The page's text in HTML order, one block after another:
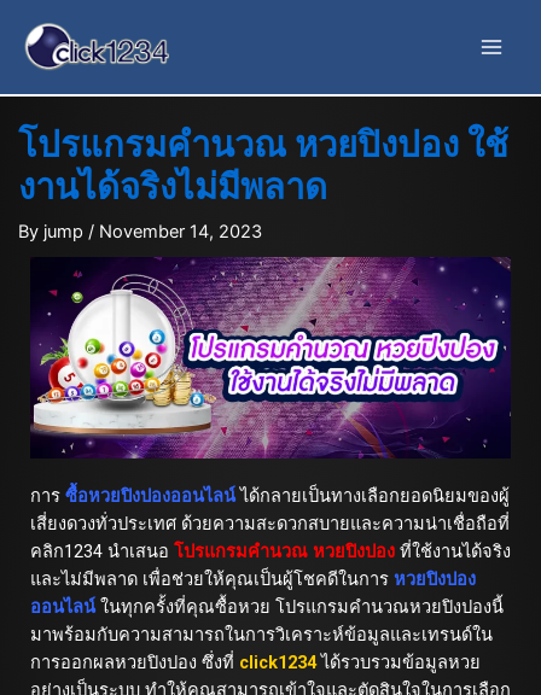
โปรแกรมคำนวณ หวยปิงปอง ใช้
งานได้จริงไม่มีพลาด
By jump / November 14, 2023
การ ซื้อหวยปิงปองออนไลน์ได้กลายเป็นทางเลือกยอดนิยมของผู้
เสี่ยงดวงทั่วประเทศ ด้วยความสะดวกสบายและความน่าเชื่อถือที่
คลิก1234 นำเสนอ โปรแกรมคำนวณ หวยปิงปองที่ใช้งานได้จริง
และไม่มีพลาด เพื่อช่วยให้คุณเป็นผู้โชคดีในการ หวยปิงปอง
ออนไลน์ในทุกครั้งที่คุณซื้อหวย โปรแกรมคำนวณหวยปิงปองนี้
มาพร้อมกับความสามารถในการวิเคราะห์ข้อมูลและเทรนด์ใน
การออกผลหวยปิงปอง ซึ่งที่ click1234ได้รวบรวมข้อมูลหวย
อย่างเป็นระบบ ทำให้คุณสามารถเข้าใจและตัดสินใจในการเลือก